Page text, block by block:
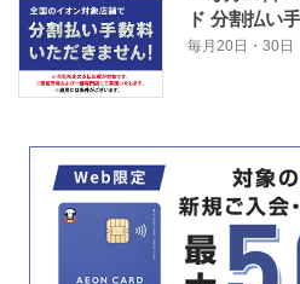
ド 分割払い
毎月20日・30日